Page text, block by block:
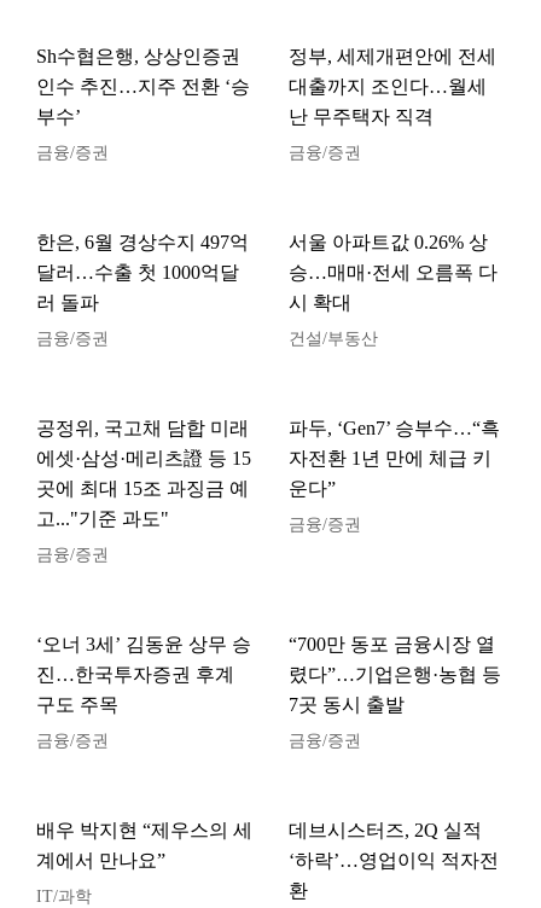
Sh수협은행, 상상인증권
인수 추진…지주 전환 ‘승
부수’
금융/증권
정부, 세제개편안에 전세
대출까지 조인다…월세
난 무주택자 직격
금융/증권
한은, 6월 경상수지 497억
달러…수출 첫 1000억달
러 돌파
금융/증권
서울 아파트값 0.26% 상
승…매매·전세 오름폭 다
시 확대
건설/부동산
공정위, 국고채 담합 미래
에셋·삼성·메리츠證 등 15
곳에 최대 15조 과징금 예
고..."기준 과도"
금융/증권
파두, ‘Gen7’ 승부수…“흑
자전환 1년 만에 체급 키
운다”
금융/증권
‘오너 3세’ 김동윤 상무 승
진…한국투자증권 후계
구도 주목
금융/증권
“700만 동포 금융시장 열
렸다”…기업은행·농협 등
7곳 동시 출발
금융/증권
배우 박지현 “제우스의 세
계에서 만나요”
IT/과학
데브시스터즈, 2Q 실적
‘하락’…영업이익 적자전
환